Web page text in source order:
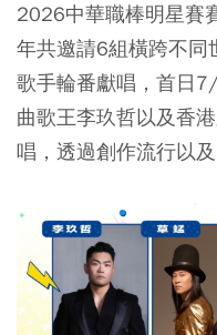
2026中華職棒明星賽
年共邀請6組橫跨不同
歌手輪番獻唱，首日
曲歌王李玖哲以及香
唱，透過創作流行以